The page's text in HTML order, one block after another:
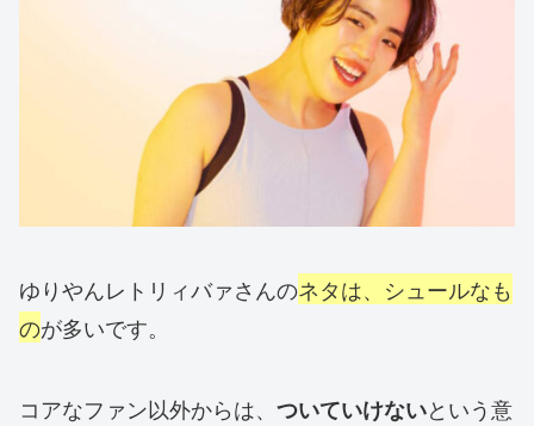
ゆりやんレトリィバァさんのネタは、シュールなも
のが多いです。
コアなファン以外からは、 ついていけないという意